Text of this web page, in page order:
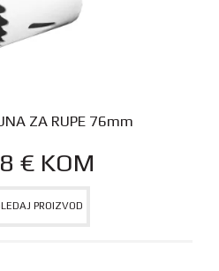
ZA RUPE 76mm
€ KOM
PROIZVOD